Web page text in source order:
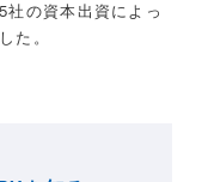
社の資本出資によっ
た。